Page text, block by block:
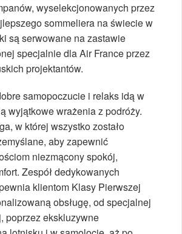
wyselekcjonowanych przez
sommeliera na świecie w
są serwowane na zastawie
specjalnie dla Air France przez
projektantów.
samopoczucie i relaks idą w
wyjątkowe wrażenia z podróży.
w której wszystko zostało
aby zapewnić
niezmącony spokój,
Zespół dedykowanych
klientom Klasy Pierwszej
obsługę, od specjalnej
poprzez ekskluzywne